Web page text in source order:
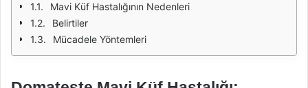
Mavi Küf Hastalığının Nedenleri
Belirtiler
Mücadele Yöntemleri